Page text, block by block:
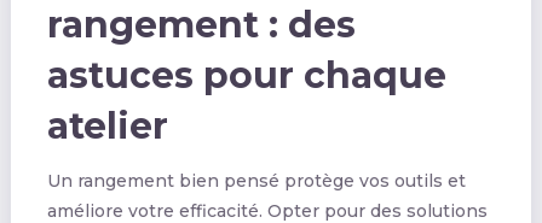
rangement : des
astuces pour chaque
atelier
Un rangement bien pensé protège vos outils et
améliore votre efficacité. Opter pour des solutions